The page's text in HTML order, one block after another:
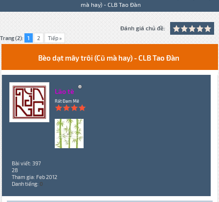
mà hay) - CLB Tao Đàn
Trang (2): 1 2 Tiếp »
Đánh giá chủ đề:
Bèo dạt mây trôi (Cũ mà hay) - CLB Tao Đàn
Lão tè
Rất Đam Mê
Bài viết: 397
28
Tham gia: Feb 2012
Danh tiếng: 0